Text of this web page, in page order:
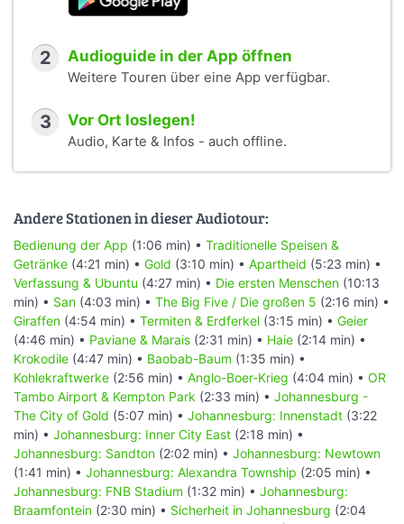
2 Audioguide in der App öffnen
Weitere Touren über eine App verfügbar.
3 Vor Ort loslegen!
Audio, Karte & Infos - auch offline.
Andere Stationen in dieser Audiotour:
Bedienung der App (1:06 min) • Traditionelle Speisen &
Getränke (4:21 min) • Gold (3:10 min) • Apartheid (5:23 min) •
Verfassung & Ubuntu (4:27 min) • Die ersten Menschen (10:13
min) • San (4:03 min) • The Big Five / Die großen 5 (2:16 min) •
Giraffen (4:54 min) • Termiten & Erdferkel (3:15 min) • Geier
(4:46 min) • Paviane & Marais (2:31 min) • Haie (2:14 min) •
Krokodile (4:47 min) • Baobab-Baum (1:35 min) •
Kohlekraftwerke (2:56 min) • Anglo-Boer-Krieg (4:04 min) • OR
Tambo Airport & Kempton Park (2:33 min) • Johannesburg -
The City of Gold (5:07 min) • Johannesburg: Innenstadt (3:22
min) • Johannesburg: Inner City East (2:18 min) •
Johannesburg: Sandton (2:02 min) • Johannesburg: Newtown
(1:41 min) • Johannesburg: Alexandra Township (2:05 min) •
Johannesburg: FNB Stadium (1:32 min) • Johannesburg:
Braamfontein (2:30 min) • Sicherheit in Johannesburg (2:04